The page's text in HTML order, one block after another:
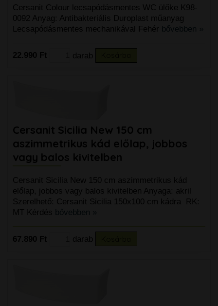
Cersanit Colour lecsapódásmentes WC ülőke K98-
0092 Anyag: Antibakteriális Duroplast műanyag
Lecsapódásmentes mechanikával Fehér bővebben »
22.990 Ft darab
Cersanit Sicilia New 150 cm
aszimmetrikus kád előlap, jobbos
vagy balos kivitelben
Cersanit Sicilia New 150 cm aszimmetrikus kád
előlap, jobbos vagy balos kivitelben Anyaga: akril
Szerelhető: Cersanit Sicilia 150x100 cm kádra RK:
MT Kérdés bővebben »
67.890 Ft darab